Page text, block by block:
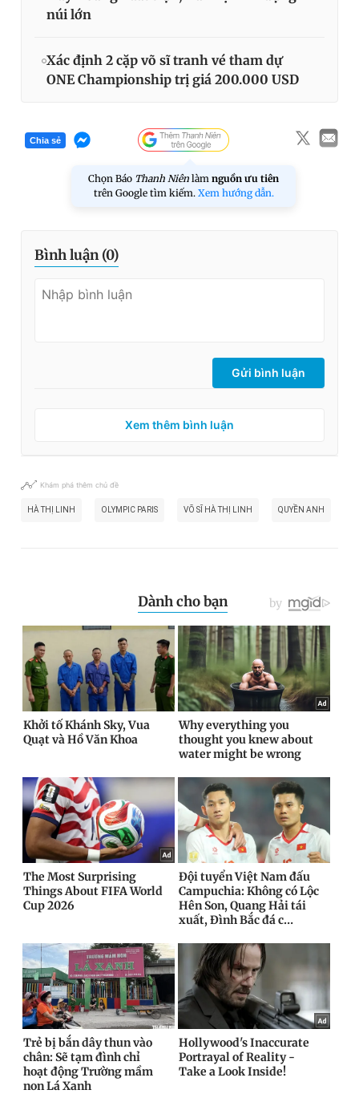
núi lớn
Xác định 2 cặp võ sĩ tranh vé tham dự
ONE Championship trị giá 200.000 USD
Chia sẻ
Chọn Báo Thanh Niên làm nguồn ưu tiên
trên Google tìm kiếm. Xem hướng dẫn.
Bình luận (0)
Gửi bình luận
Xem thêm bình luận
Khám phá thêm chủ đề
HÀ THỊ LINH OLYMPIC PARIS VÕ SĨ HÀ THỊ LINH QUYỀN ANH